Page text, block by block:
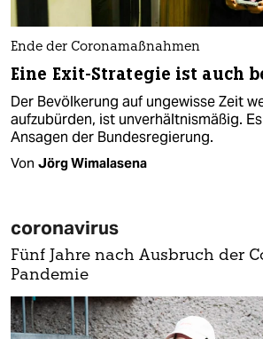
Ende der Coronamaßnahmen
Eine Exit-Strategie ist auch
Der Bevölkerung auf ungewisse Zeit
aufzubürden, ist unverhältnismäßig.
Ansagen der Bundesregierung.
Von Jörg Wimalasena
coronavirus
Fünf Jahre nach Ausbruch der
Pandemie